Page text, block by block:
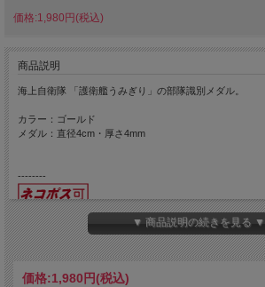
価格:1,980円(税込)
商品説明
海上自衛隊 「護衛艦うみぎり」の部隊識別メダル。
カラー：ゴールド
メダル：直径4cm・厚さ4mm
--------
▼ 商品説明の続きを見る ▼
価格:1,980円(税込)